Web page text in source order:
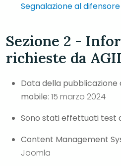
Segnalazione al
Sezione 2 -
richieste da
Data della pubblicazione
mobile: 15 marzo 2024
Sono stati effettuati test
Content Management
Joomla